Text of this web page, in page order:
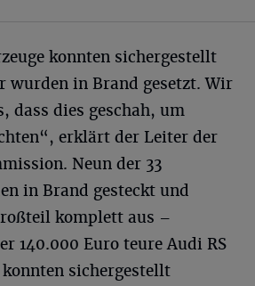
konnten sichergestellt
wurden in Brand gesetzt. Wir
dass dies geschah, um
erklärt der Leiter der
Neun der 33
in Brand gesteckt und
komplett aus –
140.000 Euro teure Audi RS
konnten sichergestellt